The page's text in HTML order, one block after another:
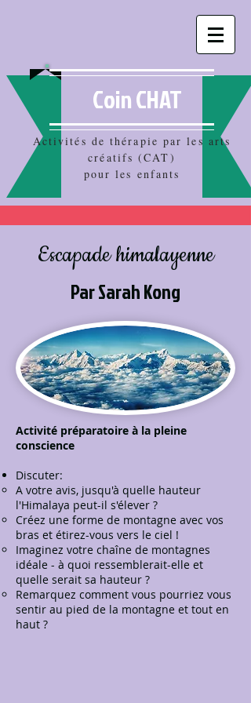
Coin CHAT
Activités de thérapie par les arts
créatifs (CAT)
pour les enfants
Escapade himalayenne
Par Sarah Kong
Activité préparatoire à la pleine
conscience
Discuter:
A votre avis, jusqu'à quelle hauteur
l'Himalaya peut-il s'élever ?
Créez une forme de montagne avec vos
bras et étirez-vous vers le ciel !
Imaginez votre chaîne de montagnes
idéale - à quoi ressemblerait-elle et
quelle serait sa hauteur ?
Remarquez comment vous pourriez vous
sentir au pied de la montagne et tout en
haut ?